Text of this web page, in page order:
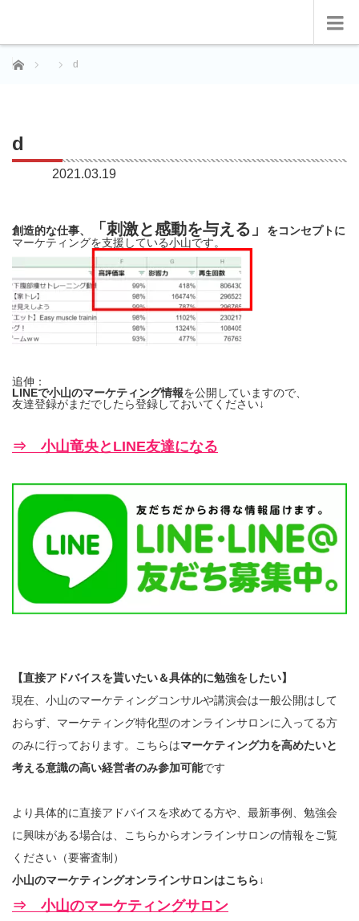
ホーム d
d
2021.03.19
創造的な仕事、 「刺激と感動を与える」
をコンセプトに
マーケティングを支援している小山です。
追伸：
LINEで小山のマーケティング情報を公開していますので、
友達登録がまだでしたら登録しておいてください↓
⇒ 小山竜央とLINE友達になる
【直接アドバイスを貰いたい＆具体的に勉強をしたい】
現在、小山のマーケティングコンサルや講演会は一般公開はして
おらず、マーケティング特化型のオンラインサロンに入ってる方
のみに行っております。こちらはマーケティング力を高めたいと
考える意識の高い経営者のみ参加可能です
より具体的に直接アドバイスを求めてる方や、最新事例、勉強会
に興味がある場合は、こちらからオンラインサロンの情報をご覧
ください（要審査制）
小山のマーケティングオンラインサロンはこちら↓
⇒ 小山のマーケティングサロン